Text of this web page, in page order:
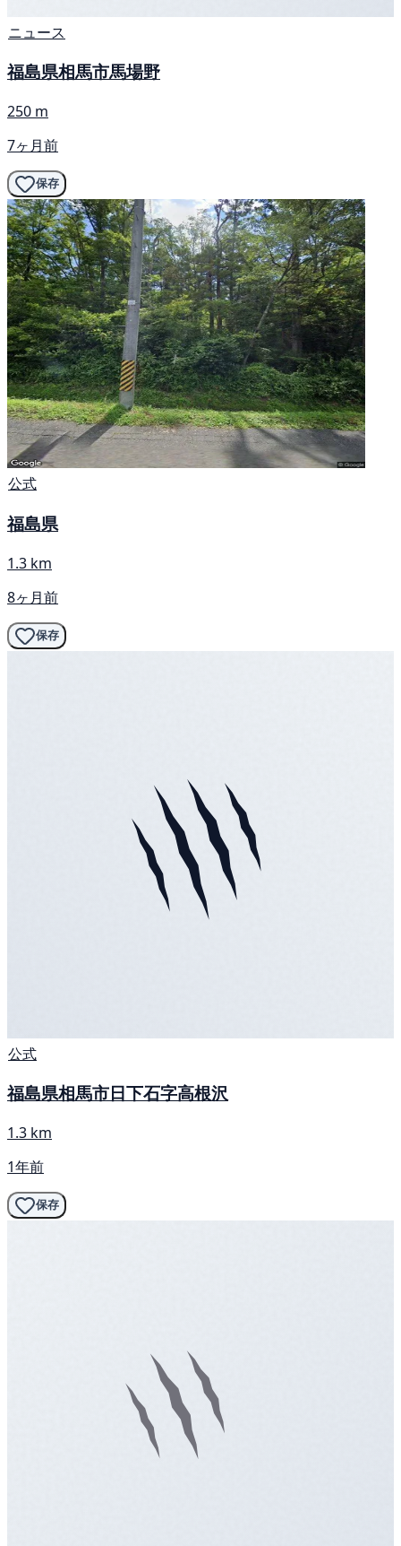
ニュース
福島県相馬市馬場野
250 m
7ヶ月前
保存
公式
福島県
1.3 km
8ヶ月前
保存
公式
福島県相馬市日下石字高根沢
1.3 km
1年前
保存